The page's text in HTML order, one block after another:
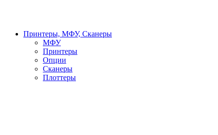
Принтеры, МФУ, Сканеры
МФУ
Принтеры
Опции
Сканеры
Плоттеры